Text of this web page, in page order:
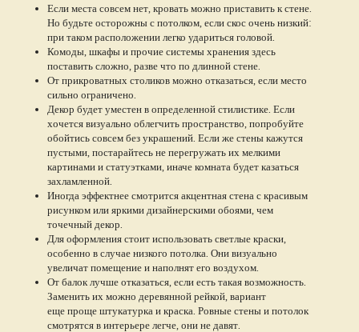
Если места совсем нет, кровать можно приставить к стене.
Но будьте осторожны с потолком, если скос очень низкий:
при таком расположении легко удариться головой.
Комоды, шкафы и прочие системы хранения здесь
поставить сложно, разве что по длинной стене.
От прикроватных столиков можно отказаться, если место
сильно ограничено.
Декор будет уместен в определенной стилистике. Если
хочется визуально облегчить пространство, попробуйте
обойтись совсем без украшений. Если же стены кажутся
пустыми, постарайтесь не перегружать их мелкими
картинами и статуэтками, иначе комната будет казаться
захламленной.
Иногда эффектнее смотрится акцентная стена с красивым
рисунком или яркими дизайнерскими обоями, чем
точечный декор.
Для оформления стоит использовать светлые краски,
особенно в случае низкого потолка. Они визуально
увеличат помещение и наполнят его воздухом.
От балок лучше отказаться, если есть такая возможность.
Заменить их можно деревянной рейкой, вариант
еще проще штукатурка и краска. Ровные стены и потолок
смотрятся в интерьере легче, они не давят.